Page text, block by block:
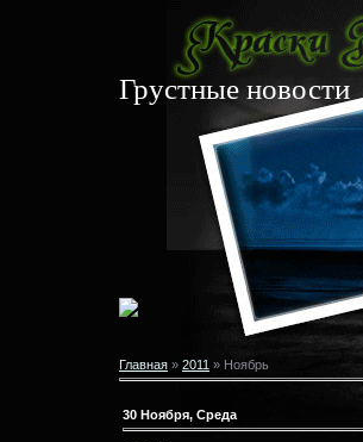
Грустные новости
Главная » 2011 » Ноябрь
30 Ноября, Среда